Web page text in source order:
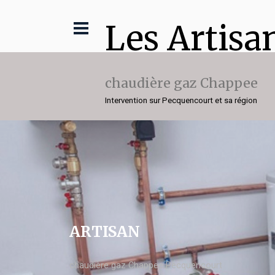
Les
chaudière gaz Chappee
Intervention sur Pecquencourt et sa région
ARTISAN
chaudière gaz Chappee Pecquencourt